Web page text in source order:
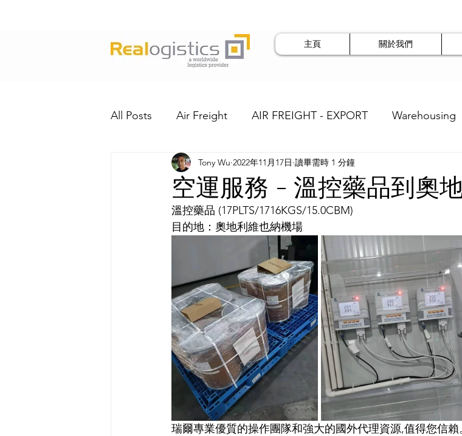
主頁 關於我們
All Posts Air Freight AIR FREIGHT - EXPORT Warehousing
空運服務 - 溫控藥品到奧
Tony Wu 2022年11月17日 讀畢需時 1 分鐘
溫控藥品 (17PLTS/1716KGS/15.0CBM)
目的地：奧地利維也納機場
瑞爾專業優質的操作團隊和強大的國外代理資源,值得您信賴